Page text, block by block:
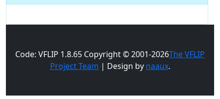
Code: VFLIP 1.8.65 Copyright © 2001-2026The VFLIP
Project Team | Design by naaux.